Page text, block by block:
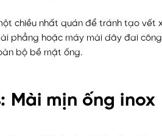
chiều nhất quán để tránh tạo vết
phẳng hoặc máy mài dây đai
bộ bề mặt ống.
Mài mịn ống inox